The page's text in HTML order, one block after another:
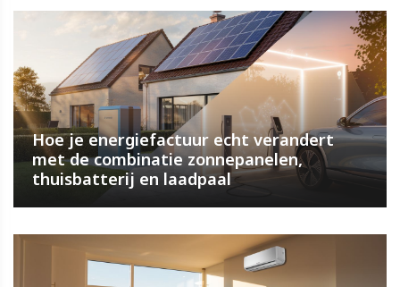
Hoe je energiefactuur echt verandert
met de combinatie zonnepanelen,
thuisbatterij en laadpaal